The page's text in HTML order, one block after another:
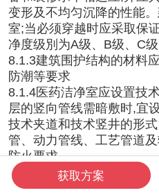
变形及不均匀沉降的性能
室;当必须穿越时应采取保
净度级別为A级、B级、C
8.1.3建筑围护结构的材料
防潮等要求
8.1.4医药洁净室应设置技
层的竖向管线需暗敷时,宜
技术夹道和技术竖井的形
管、动力管线、工艺管道
防火要求。
8.1.5医药洁净室内的通道
搬运及人员疏散的要求,物
获取方案